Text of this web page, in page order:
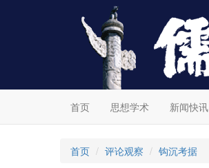
首页 思想学术 新闻快讯
首页 评论观察 钩沉考据